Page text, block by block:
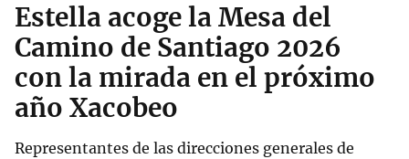
Estella acoge la Mesa del
Camino de Santiago 2026
con la mirada en el próximo
año Xacobeo
Representantes de las direcciones generales de